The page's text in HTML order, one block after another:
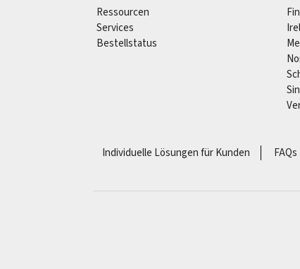
Ressourcen
Services
Bestellstatus
Individuelle Lösungen für Kunden FAQs